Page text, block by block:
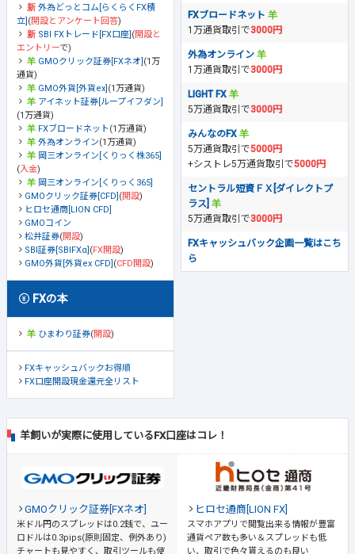
外為どっとコム[らくらくFX積
立] (開設とアンケート回答)
SBI FXトレード[FX口座] (開設と
エントリーで)
GMOクリック証券[FXネオ] (1万
通貨)
GMO外貨[外貨ex] (1万通貨)
アイネット証券[ループイフダン]
(1万通貨)
FXブロードネット(1万通貨)
外為オンライン(1万通貨)
岡三オンライン[くりっく株365]
(入金)
岡三オンライン[くりっく365]
GMOクリック証券[CFD] (開設)
ヒロセ通商[LION CFD]
GMOコイン
松井証券(開設)
SBI証券[SBIFXα] (FX開設)
GMO外貨[外貨ex CFD] (CFD開設)
FXの本
ひまわり証券(開設)
FXキャッシュバックお得順
FX口座開設現金還元全リスト
FXブロードネット
1万通貨取引で3000円
外為オンライン
1万通貨取引で3000円
LIGHT FX
5万通貨取引で3000円
みんなのFX
5万通貨取引で5000円
+シストレ5万通貨取引で5000円
セントラル短資ＦＸ[ダイレクトプ
ラス]
5万通貨取引で3000円
FXキャッシュバック企画一覧はこち
ら
羊飼いが実際に使用しているFX口座はコレ！
GMOクリック証券[FXネオ]
米ドル円のスプレッドは0.2銭で、ユー
ロドルは0.3pips(原則固定、例外あり)
チャートも見やすく、取引ツールも使
ヒロセ通商[LION FX]
スマホアプリで閲覧出来る情報が豊富
通貨ペア数も多い＆スプレッドも低
い、取引で色々貰えるのも良い